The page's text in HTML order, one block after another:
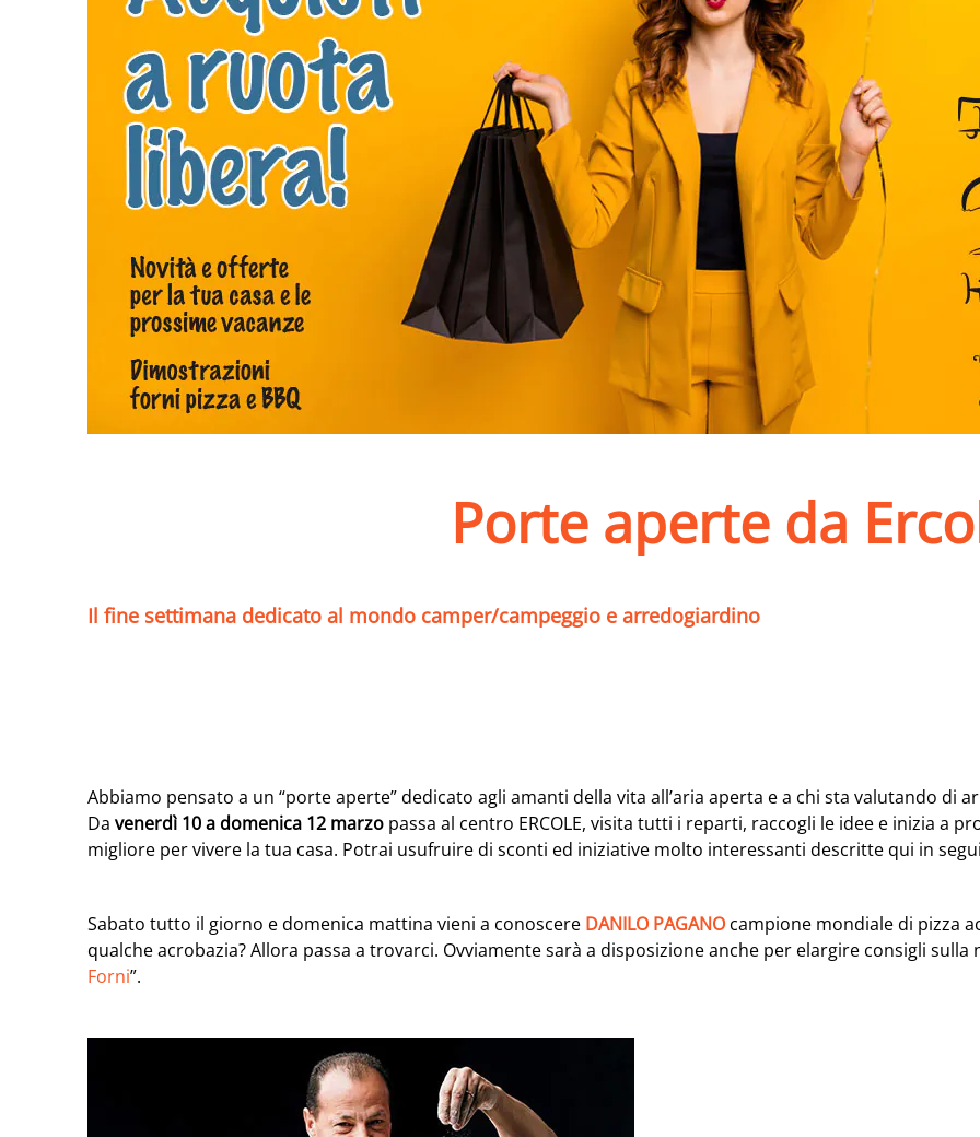
Porte aperte da
Il fine settimana dedicato al mondo camper/campeggio e arredogiardino
Abbiamo pensato a un “porte aperte” dedicato agli amanti della vita all’aria aperta e a chi sta valutando di
Da venerdì 10 a domenica 12 marzo passa al centro ERCOLE, visita tutti i reparti, raccogli le idee e inizia a
migliore per vivere la tua casa. Potrai usufruire di sconti ed iniziative molto interessanti descritte qui in
Sabato tutto il giorno e domenica mattina vieni a conoscere DANILO PAGANO campione mondiale di pizza
qualche acrobazia? Allora passa a trovarci. Ovviamente sarà a disposizione anche per elargire consigli
Forni”.